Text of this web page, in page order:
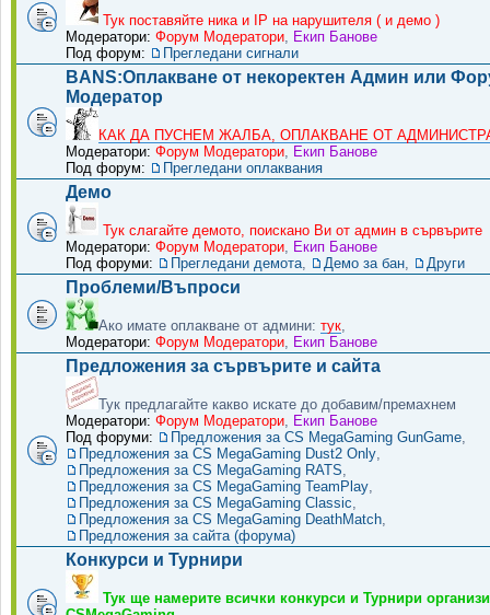
Тук поставяйте ника и IP на нарушителя ( и демо )
Модератори: Форум Модератори Екип Банове
Под форум:
Прегледани сигнали
BANS:Оплакване от некоректен Админ или
Модератор
КАК ДА ПУСНЕМ ЖАЛБА, ОПЛАКВАНЕ ОТ
Модератори: Форум Модератори Екип Банове
Под форум:
Прегледани оплаквания
Демо
Тук слагайте демото, поискано Ви от админ в сървърите
Модератори: Форум Модератори Екип Банове
Под форуми:
Прегледани демота Демо за бан Други
Проблеми/Въпроси
Ако имате оплакване от админи: тук
Модератори: Форум Модератори Екип Банове
Предложения за сървърите и сайта
Тук предлагайте какво искате до добавим/премахнем
Модератори: Форум Модератори Екип Банове
Под форуми:
Предложения за CS MegaGaming GunGame
Предложения за CS MegaGaming Dust2 Only
Предложения за CS MegaGaming RATS
Предложения за CS MegaGaming TeamPlay
Предложения за CS MegaGaming Classic
Предложения за CS MegaGaming DeathMatch
Предложения за сайта (форума)
Конкурси и Турнири
Тук ще намерите всички конкурси и Турнири